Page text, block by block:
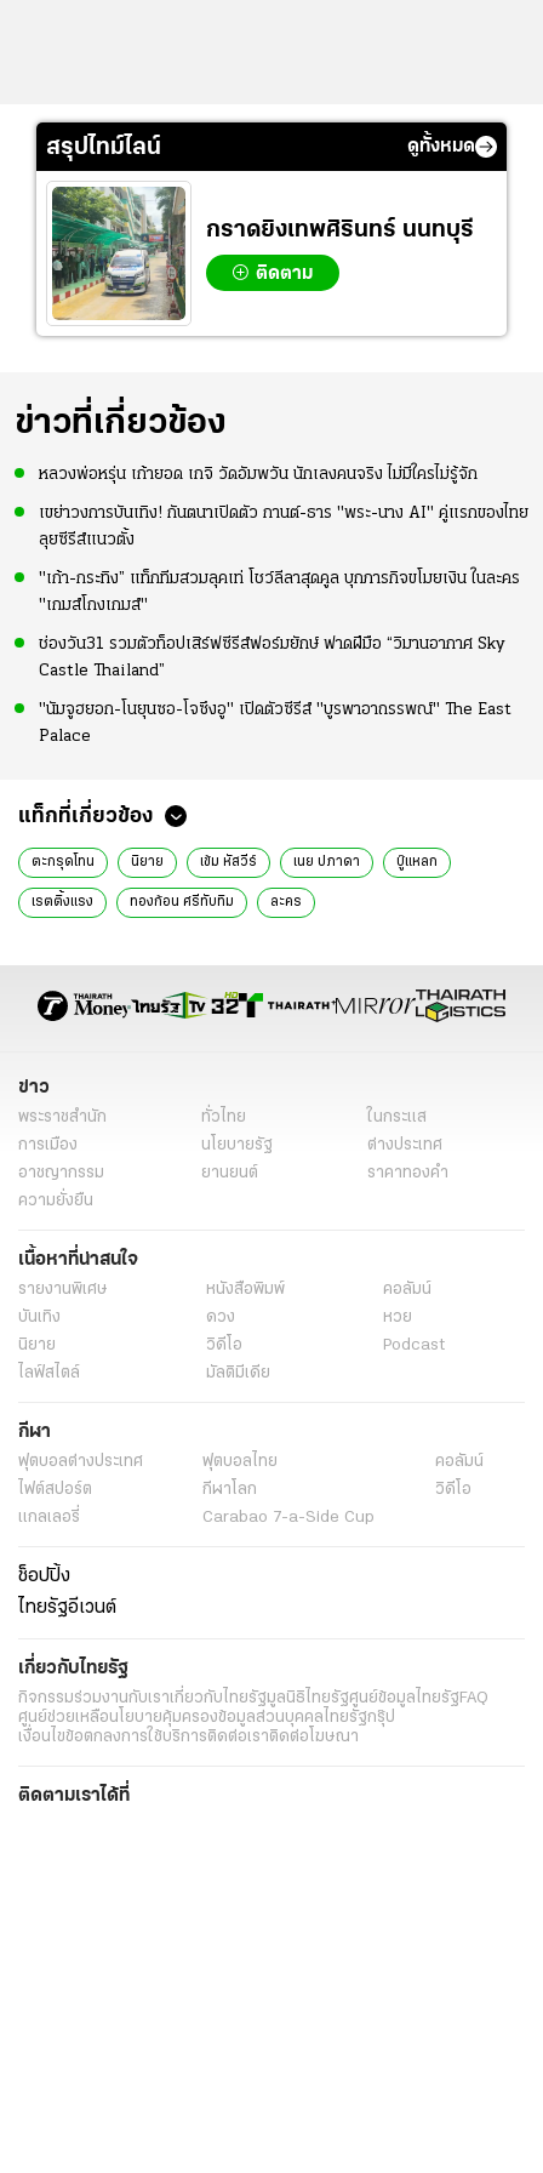
สรุปไทม์ไลน์ ดูทั้งหมด
กราดยิงเทพศิรินทร์ นนทบุรี
ติดตาม
ข่าวที่เกี่ยวข้อง
หลวงพ่อหรุ่น เก้ายอด เกจิ วัดอัมพวัน นักเลงคนจริง ไม่มีใครไม่รู้จัก
เขย่าวงการบันเทิง! กันตนาเปิดตัว กานต์-ธาร "พระ-นาง AI" คู่แรกของไทย
ลุยซีรีส์แนวตั้ง
"เก้า-กระทิง” แท็กทีมสวมลุคเท่ โชว์ลีลาสุดคูล บุกภารกิจขโมยเงิน ในละคร
"เกมส์โกงเกมส์"
ช่องวัน31 รวมตัวท็อปเสิร์ฟซีรีส์ฟอร์มยักษ์ ฟาดฝีมือ “วิมานอากาศ Sky
Castle Thailand”
"นัมจูฮยอก-โนยุนซอ-โจซึงอู" เปิดตัวซีรีส์ "บูรพาอาถรรพณ์" The East
Palace
แท็กที่เกี่ยวข้อง
ตะกรุดโทน นิยาย เข้ม หัสวีร์ เนย ปภาดา บู๊แหลก
เรตติ้งแรง ทองก้อน ศรีทับทิม ละคร
ข่าว
พระราชสำนัก ทั่วไทย
ในกระแส
การเมือง
นโยบายรัฐ
ต่างประเทศ
อาชญากรรม
ยานยนต์
ราคาทองคำ
ความยั่งยืน
เนื้อหาที่น่าสนใจ
รายงานพิเศษ หนังสือพิมพ์
คอลัมน์
บันเทิง
ดวง
หวย
นิยาย
วิดีโอ
Podcast
ไลฟ์สไตล์
มัลติมีเดีย
กีฬา
ฟุตบอลต่่างประเทศ ฟุตบอลไทย
คอลัมน์
ไฟต์สปอร์ต
กีฬาโลก
วิดีโอ
แกลเลอรี่
Carabao 7-a-Side Cup
ช็อปปิ้ง
ไทยรัฐอีเวนต์
เกี่ยวกับไทยรัฐ
กิจกรรมร่วมงานกับเราเกี่ยวกับไทยรัฐมูลนิธิไทยรัฐศูนย์ข้อมูลไทยรัฐFAQ
ศูนย์ช่วยเหลือนโยบายคุ้มครองข้อมูลส่วนบุคคลไทยรัฐกรุ๊ป
เงื่อนไขข้อตกลงการใช้บริการติดต่อเราติดต่อโฆษณา
ติดตามเราได้ที่